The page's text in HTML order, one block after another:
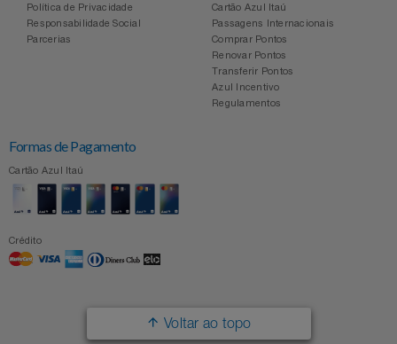
Política de Privacidade
Responsabilidade Social
Parcerias
Cartão Azul Itaú
Passagens Internacionais
Comprar Pontos
Renovar Pontos
Transferir Pontos
Azul Incentivo
Regulamentos
Formas de Pagamento
Cartão Azul Itaú
Crédito
Voltar ao topo